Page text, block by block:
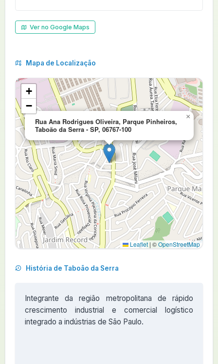
Ver no Google Maps
Mapa de Localização
Rua Ana Rodrigues Oliveira, Parque Pinheiros,
Taboão da Serra - SP, 06767-100
×
+
−
Leaflet | ©OpenStreetMap
História de Taboão da Serra
Integrante da região metropolitana de rápido
crescimento industrial e comercial logístico
integrado a indústrias de São Paulo.